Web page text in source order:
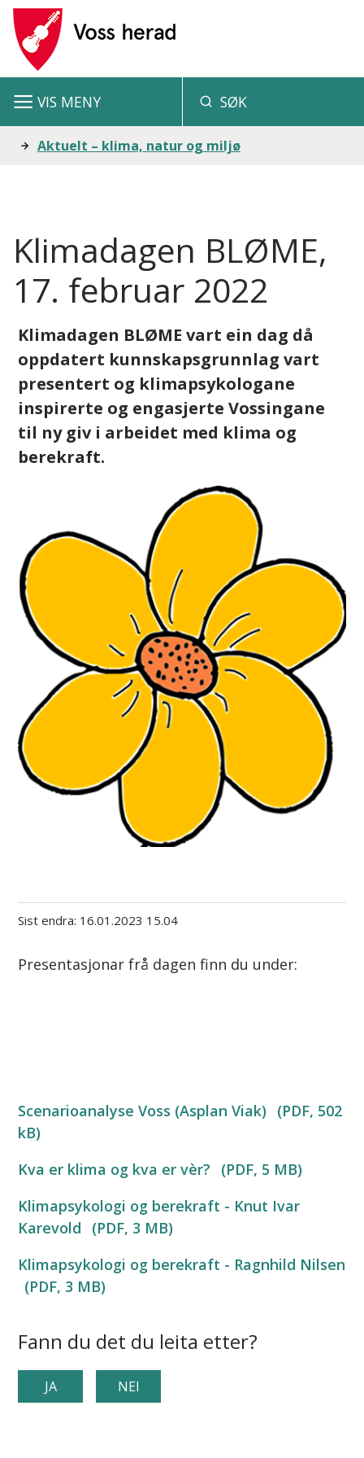
V
s
h
a
d
SØK
VIS MENY
Du Aktuelt – klima, natur og miljø
Klimadagen BLØME,
17. februar 2022
Klimadagen BLØME vart ein dag då
oppdatert kunnskapsgrunnlag vart
presentert og klimapsykologane
inspirerte og engasjerte Vossingane
til ny giv i arbeidet med klima og
berekraft.
Sist endra 16.01.2023 15.04
Presentasjonar frå dagen finn du under:
Scenarioanalyse Voss (Asplan Viak)
(PDF, 502
kB)
Kva er klima og kva er vèr?
(PDF, 5 MB)
Klimapsykologi og berekraft - Knut Ivar
Karevold
(PDF, 3 MB)
Klimapsykologi og berekraft - Ragnhild Nilsen
(PDF, 3 MB)
Fann du det du leita etter?
JA NEI